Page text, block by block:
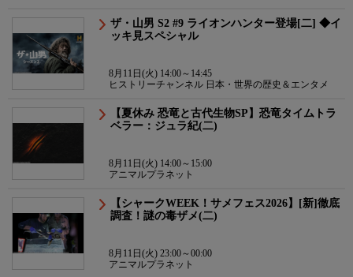
ザ・山男 S2 #9 ライオンハンター登場[二] ◆イ
ッキ見スペシャル
8月11日(火) 14:00～14:45
ヒストリーチャンネル 日本・世界の歴史＆エンタメ
【夏休み 恐竜と古代生物SP】恐竜タイムトラ
ベラー：ジュラ紀(二)
8月11日(火) 14:00～15:00
アニマルプラネット
【シャークWEEK！サメフェス2026】[新]徹底
調査！謎の毒ザメ(二)
8月11日(火) 23:00～00:00
アニマルプラネット